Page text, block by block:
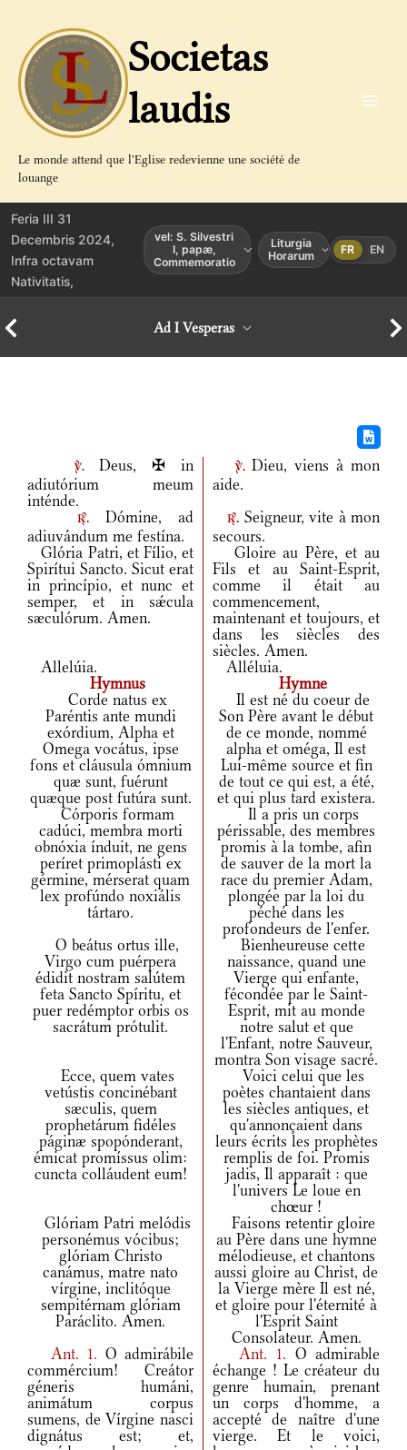
contenu
Societas
laudis
Le monde attend que l'Eglise redevienne une société de
louange
Feria III 31
Decembris 2024,
Infra octavam
Nativitatis,
vel: S. Silvestri
I, papæ,
Commemoratio
Liturgia
Horarum
FR EN
Ad I Vesperas
v.Deus, ✠ in
adiutórium meum
inténde.
v.Dieu, viens à mon
aide.
r.Dómine, ad
adiuvándum me festína.
r. Seigneur, vite à mon
secours.
Glória Patri, et Fílio, et
Spirítui Sancto. Sicut erat
in princípio, et nunc et
semper, et in sǽcula
sæculórum. Amen.
Gloire au Père, et au
Fils et au Saint-Esprit,
comme il était au
commencement,
maintenant et toujours, et
dans les siècles des
siècles. Amen.
Allelúia.
Alléluia.
Hymnus
Hymne
Corde natus ex
Paréntis ante mundi
exórdium, Alpha et
Omega vocátus, ipse
fons et cláusula ómnium
quæ sunt, fuérunt
quæque post futúra sunt.
Il est né du coeur de
Son Père avant le début
de ce monde, nommé
alpha et oméga, Il est
Lui-même source et fin
de tout ce qui est, a été,
et qui plus tard existera.
Córporis formam
cadúci, membra morti
obnóxia índuit, ne gens
períret primoplásti ex
gérmine, mérserat quam
lex profúndo noxiális
tártaro.
Il a pris un corps
périssable, des membres
promis à la tombe, afin
de sauver de la mort la
race du premier Adam,
plongée par la loi du
péché dans les
profondeurs de l'enfer.
O beátus ortus ille,
Virgo cum puérpera
édidit nostram salútem
feta Sancto Spíritu, et
puer redémptor orbis os
sacrátum prótulit.
Bienheureuse cette
naissance, quand une
Vierge qui enfante,
fécondée par le Saint-
Esprit, mit au monde
notre salut et que
l'Enfant, notre Sauveur,
montra Son visage sacré.
Ecce, quem vates
vetústis concinébant
sæculis, quem
prophetárum fidéles
páginæ spopónderant,
émicat promíssus olim:
cuncta colláudent eum!
Voici celui que les
poètes chantaient dans
les siècles antiques, et
qu'annonçaient dans
leurs écrits les prophètes
remplis de foi. Promis
jadis, Il apparaît : que
l'univers Le loue en
chœur !
Glóriam Patri melódis
personémus vócibus;
glóriam Christo
canámus, matre nato
vírgine, inclitóque
sempitérnam glóriam
Paráclito. Amen.
Faisons retentir gloire
au Père dans une hymne
mélodieuse, et chantons
aussi gloire au Christ, de
la Vierge mère Il est né,
et gloire pour l'éternité à
l'Esprit Saint
Consolateur. Amen.
Ant. 1. O admirábile
commércium! Creátor
géneris humáni,
animátum corpus
sumens, de Vírgine nasci
dignátus est; et,
Ant. 1. O admirable
échange ! Le créateur du
genre humain, prenant
un corps d'homme, a
accepté de naître d'une
vierge. Et le voici,